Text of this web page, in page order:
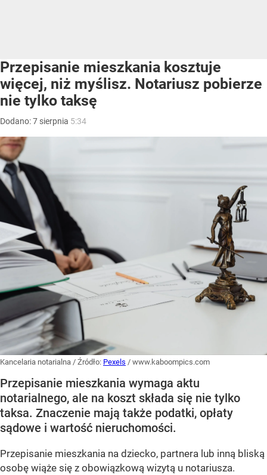
Przepisanie mieszkania kosztuje
więcej, niż myślisz. Notariusz pobierze
nie tylko taksę
Dodano:7 sierpnia 5:34
Kancelaria notarialna / Źródło: Pexels / www.kaboompics.com
Przepisanie mieszkania wymaga aktu
notarialnego, ale na koszt składa się nie tylko
taksa. Znaczenie mają także podatki, opłaty
sądowe i wartość nieruchomości.
Przepisanie mieszkania na dziecko, partnera lub inną bliską
osobę wiąże się z obowiązkową wizytą u notariusza.